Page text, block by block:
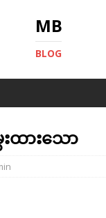
MB
BLOG
ထားသော